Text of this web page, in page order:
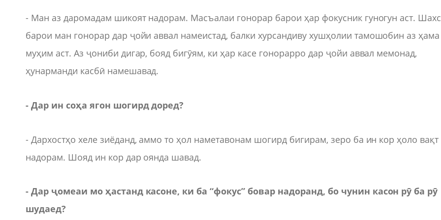
- Ман аз даромадам шикоят надорам. Масъалаи гонорар барои ҳар фокусник гуногун аст.
барои ман гонорар дар ҷойи аввал намеистад, балки хурсандиву хушҳолии тамошобин аз ҳама
муҳим аст. Аз ҷониби дигар, бояд бигӯям, ки ҳар касе гонорарро дар ҷойи аввал мемонад,
ҳунарманди касбӣ намешавад.
- Дар ин соҳа ягон шогирд доред?
- Дархостҳо хеле зиёданд, аммо то ҳол наметавонам шогирд бигирам, зеро ба ин кор ҳоло вақт
надорам. Шояд ин кор дар оянда шавад.
- Дар ҷомеаи мо ҳастанд касоне, ки ба “фокус” бовар надоранд, бо чунин касон рӯ ба рӯ
шудаед?